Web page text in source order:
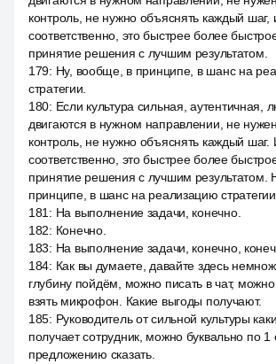
контроль, не нужно объяснять каждый шаг,
соответственно, это быстрее более
принятие решения с лучшим результатом.
179: Ну, вообще, в принципе, в шанс на
стратегии.
180: Если культура сильная, аутентичная,
двигаются в нужном направлении, не
контроль, не нужно объяснять каждый шаг.
соответственно, это быстрее более
принятие решения с лучшим результатом.
принципе, в шанс на реализацию стратегии.
181 : На выполнение задачи, конечно.
182: Конечно.
183: На выполнение задачи, конечно,
184: Как вы думаете, давайте здесь
глубину пойдём, можно писать в чат, можно
взять микрофон. Какие выгоды получают.
185: Руководитель от сильной культуры
получает сотрудник, можно буквально по 1
предложению сказать.